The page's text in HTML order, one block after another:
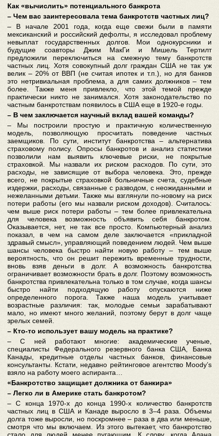
Как «вычислить» потенциального банкрота
– Чем вас заинтересовала тема банкротств частных лиц?
– В начале 2001 года, когда еще свежи были в памяти
мексиканский и российский дефолты, я исследовал проблему
невыплат государственных долгов. Мои однокурсники и
будущие соавторы Джим МакГи и Мишель Тертилт
предложили переключиться на смежную тему банкротств
частных лиц. Хотя совокупный долг граждан США не так уж
велик – 20% от ВВП (не считая ипотек и т.п.), но для банков
это нетривиальная проблема, а для самих должников – тем
более. Также меня привлекло, что этой темой прежде
практически никто не занимался. Хотя законодательство по
частным банкротствам появилось в США еще в 1920-е годы.
– В чем заключается научный вклад вашей команды?
– Мы построили простую и практичную количественную
модель, позволяющую просчитать поведение частных
заемщиков. По сути, институт банкротства – альтернатива
страховому полису. Опросы банкротов и анализ статистики
позволили нам выявить ключевые риски, не покрытые
страховкой. Мы назвали их риском расходов. По сути, это
расходы, не зависящие от выбора человека. Это, прежде
всего, не покрытые страховкой больничные счета, судебные
издержки, расходы, связанные с разводом, с неожиданными и
нежеланными детьми. Также мы взглянули по-новому на риск
потери работы (его мы назвали риском доходов). Считалось:
чем выше риск потери работы – тем более привлекательна
для человека возможность объявить себя банкротом.
Оказывается, нет, не так все просто. Компьютерный анализ
показал, в чем на самом деле заключается «прикладной
здравый смысл», управляющий поведением людей. Чем выше
шансы человека быстро найти новую работу – тем выше
вероятность, что он решит пережить временные трудности,
вновь взяв деньги в долг. А возможность банкротства
ограничивает возможности брать в долг. Поэтому возможность
банкротства привлекательна только в том случае, когда шансы
быстро найти подходящую работу опускаются ниже
определенного порога. Также наша модель учитывает
возрастные различия: так, молодые семьи зарабатывают
мало, но имеют много желаний, поэтому берут в долг чаще
зрелых семей.
– Кто-то использует вашу модель на практике?
– С ней работают многие: академические ученые,
специалисты Федерального резервного банка США, Банка
Канады, кредитные отделы частных банков, финансовые
консультанты. Кстати, недавно рейтинговое агентство Moody’s
взяло на работу моего аспиранта…
«Банкротство защищает должника от банкира»
– Легко ли в Америке стать банкротом?
– С конца 1970-х до конца 1990-х количество банкротств
частных лиц в США и Канаде выросло в 3–4 раза. Объемы
долга тоже выросли, но поскромнее – раза в два или меньше,
смотря что мы включаем. Из этого вытекает, что банкротство